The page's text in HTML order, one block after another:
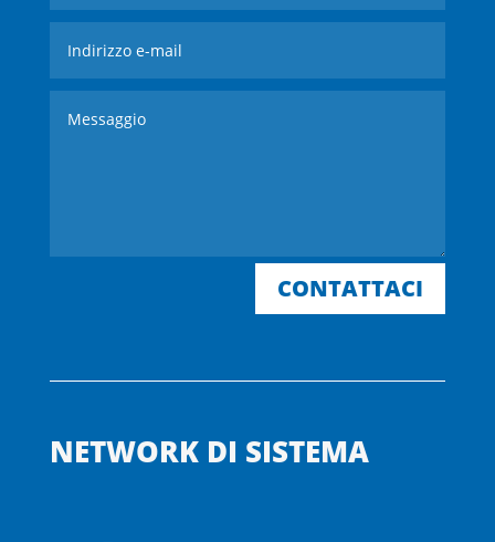
CONTATTACI
NETWORK DI SISTEMA